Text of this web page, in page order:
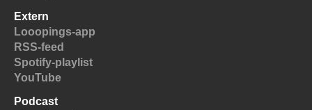
Extern
Looopings-app
RSS-feed
Spotify-playlist
YouTube
Podcast